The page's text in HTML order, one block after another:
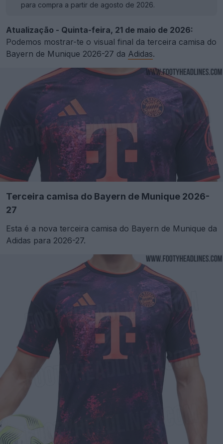
para compra a partir de agosto de 2026.
Atualização - Quinta-feira, 21 de maio de 2026:
Podemos mostrar-te o visual final da terceira camisa do
Bayern de Munique 2026-27 da Adidas.
Terceira camisa do Bayern de Munique 2026-
27
Esta é a nova terceira camisa do Bayern de Munique da
Adidas para 2026-27.